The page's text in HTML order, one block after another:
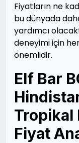
Fiyatların ne
bu dünyada
yardımcı
deneyimi için
önemlidir.
Elf Bar
Tropikal
Fiyat